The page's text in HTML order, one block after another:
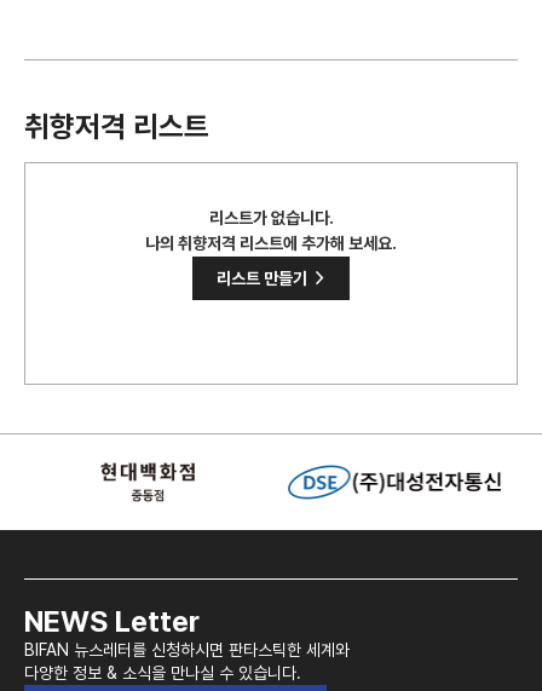
취향저격 리스트
리스트가 없습니다.
나의 취향저격 리스트에 추가해 보세요.
리스트 만들기
>
NEWS Letter
BIFAN 뉴스레터를 신청하시면 판타스틱한 세계와
다양한 정보 & 소식을 만나실 수 있습니다.